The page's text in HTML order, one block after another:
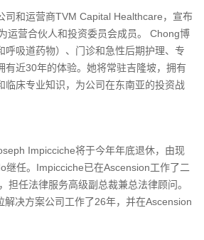
司和运营商TVM Capital Healthcare，宣布
运营合伙人和投资委员会成员。 Chong博
呼吸道药物）、门诊和急性后期护理、专
有近30年的体验。她将常驻吉隆坡，拥有
临床专业知识，为公司在东南亚的投资战
Impicciche将于今年年底退休，由现
继任。Impicciche已在Ascension工作了二
担任法律服务高级副总裁兼总法律顾问。
解决方案公司工作了26年，并在Ascension